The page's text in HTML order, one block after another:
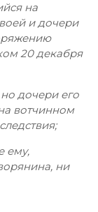
на
и дочери
20 декабря
дочери его
вотчинном
ему,
ни